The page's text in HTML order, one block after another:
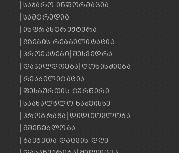
ᲡᲐᲯᲐᲠᲝ ᲘᲜᲤᲝᲠᲛᲐᲪᲘᲐ
ᲡᲐᲛᲢᲠᲔᲓᲘᲐ
ᲘᲜᲤᲠᲐᲡᲢᲠᲣᲥᲢᲣᲠᲐ
ᲒᲖᲔᲑᲘᲡ ᲠᲔᲐᲑᲘᲚᲘᲢᲐᲪᲘᲐ
ᲞᲠᲝᲔᲥᲢᲔᲑᲘ ᲨᲔᲮᲕᲔᲓᲠᲐ
ᲓᲐᲯᲘᲚᲓᲝᲔᲑᲐ ᲦᲝᲜᲘᲡᲫᲘᲔᲑᲐ
ᲠᲔᲐᲑᲘᲚᲘᲢᲐᲪᲘᲐ
ᲤᲔᲮᲑᲣᲠᲗᲘᲡ ᲢᲣᲠᲜᲘᲠᲘ
ᲡᲐᲐᲮᲐᲚᲬᲚᲝ ᲜᲐᲫᲕᲘᲡᲮᲔ
ᲞᲠᲝᲒᲠᲐᲛᲐ ᲓᲘᲓᲗᲝᲕᲚᲝᲑᲐ
ᲛᲨᲔᲜᲔᲑᲚᲝᲑᲐ
ᲑᲐᲕᲨᲕᲗᲐ ᲓᲐᲪᲕᲘᲡ ᲓᲦᲔ